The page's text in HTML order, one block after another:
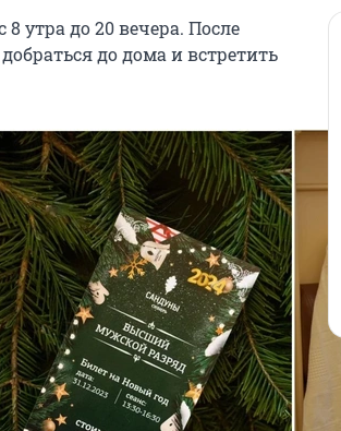
утра до 20 вечера. После
до дома и встретить